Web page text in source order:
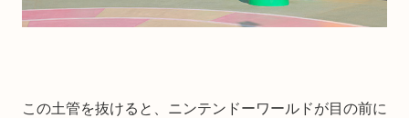
この土管を抜けると、ニンテンドーワールドが目の前に